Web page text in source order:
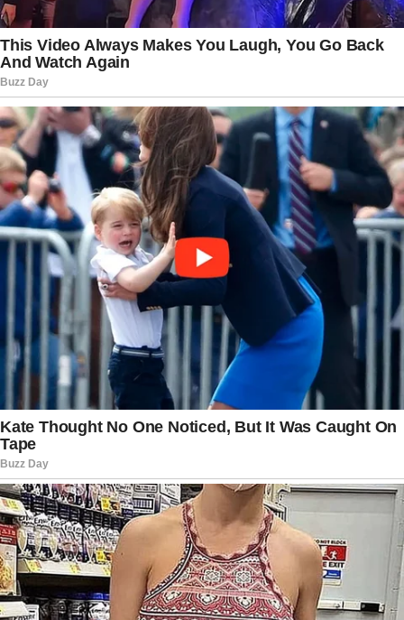
levanta questionamentos sobre os próximos
desdobramentos do relacionamento.
Como se não bastasse a tensão provocada pela
internação, uma visita inesperada promete
movimentar ainda mais a trama. Enquanto
Agrado se recupera no hospital, a chegada de
uma pessoa surpreendente cria um clima de
expectativa e mistério. O encontro poderá trazer
revelações importantes, reacender conflitos
antigos ou até mesmo abrir caminho para novas
alianças entre os personagens centrais da
história.
Com emoção, suspense e reviravoltas,
Aceleradosegue conquistando o público ao
explorar dramas humanos e relações intensas. O
acidente envolvendo Agrado deve marcar um
dos momentos mais comentados da novela,
deixando os telespectadores ansiosos para
descobrir se a personagem conseguirá se
recuperar completamente e quais serão as